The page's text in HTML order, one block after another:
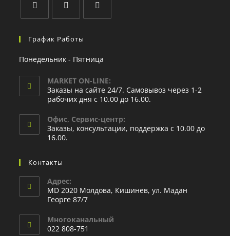
График Работы
Понедельник - Пятница
MARKET ON-LINE:
Заказы на сайте 24/7. Самовывоз через 1-2
рабочих дня с 10.00 до 16.00.
Офис, Сервис-центр:
Заказы, консультации, поддержка с 10.00 до
16.00.
Контакты
Адрес:
MD 2020 Молдова, Кишинев, ул. Мадан
Георге 87/7
Многоканальный
022 808-751